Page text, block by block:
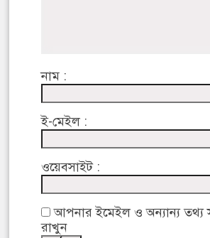
নাম :
ই-মেইল :
ওয়েবসাইট :
আপনার ইমেইল ও অন্যান্য তথ্য
রাখুন